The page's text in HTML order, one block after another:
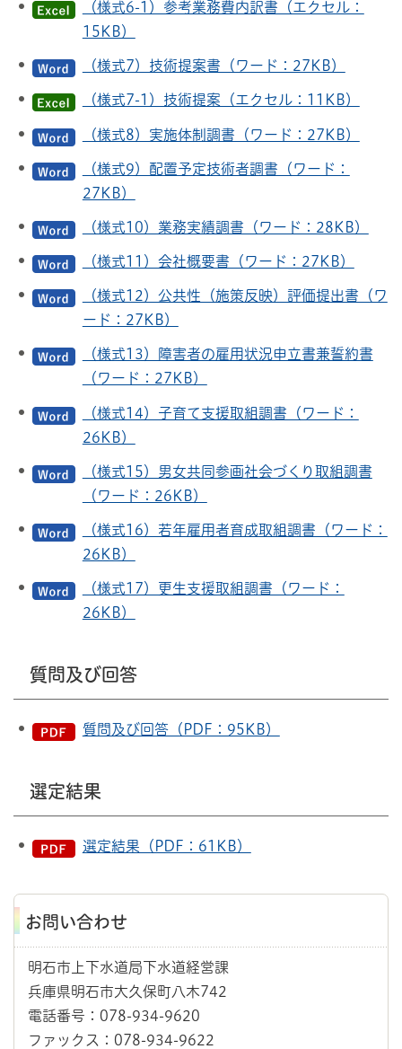
（様式6-1）参考業務費内訳書（エクセル：
15KB）
（様式7）技術提案書（ワード：27KB）
（様式7-1）技術提案（エクセル：11KB）
（様式8）実施体制調書（ワード：27KB）
（様式9）配置予定技術者調書（ワード：
27KB）
（様式10）業務実績調書（ワード：28KB）
（様式11）会社概要書（ワード：27KB）
（様式12）公共性（施策反映）評価提出書（ワ
ード：27KB）
（様式13）障害者の雇用状況申立書兼誓約書
（ワード：27KB）
（様式14）子育て支援取組調書（ワード：
26KB）
（様式15）男女共同参画社会づくり取組調書
（ワード：26KB）
（様式16）若年雇用者育成取組調書（ワード：
26KB）
（様式17）更生支援取組調書（ワード：
26KB）
質問及び回答
質問及び回答（PDF：95KB）
選定結果
選定結果（PDF：61KB）
お問い合わせ
明石市上下水道局下水道経営課
兵庫県明石市大久保町八木742
電話番号：078-934-9620
ファックス：078-934-9622